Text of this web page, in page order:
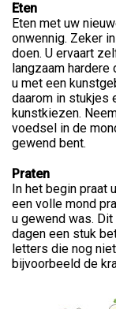
Eten
Eten met uw
onwennig. Zeker
doen. U ervaart
langzaam
u met een
daarom in stukjes
kunstkiezen.
voedsel in de
gewend bent.
Praten
In het begin praat
een volle mond
u gewend was.
dagen een stuk
letters die nog
bijvoorbeeld de